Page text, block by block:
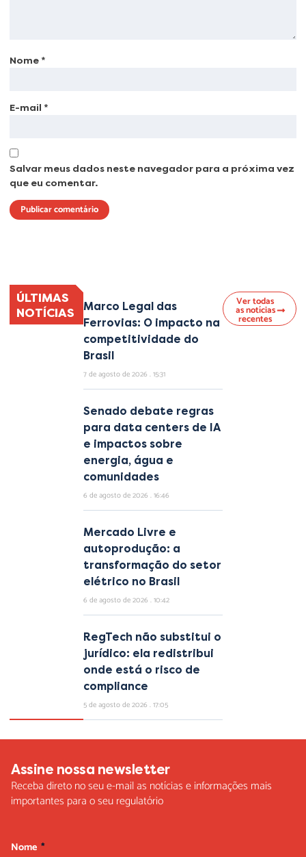
Nome *
E-mail *
Salvar meus dados neste navegador para a próxima vez
que eu comentar.
ÚLTIMAS
NOTÍCIAS
Marco Legal das
Ferrovias: O impacto na
competitividade do
Brasil
7 de agosto de 2026 15:31
Senado debate regras
para data centers de IA
e impactos sobre
energia, água e
comunidades
6 de agosto de 2026 16:46
Mercado Livre e
autoprodução: a
transformação do setor
elétrico no Brasil
6 de agosto de 2026 10:42
RegTech não substitui o
jurídico: ela redistribui
onde está o risco de
compliance
5 de agosto de 2026 17:05
Ver todas
as notícias
recentes
Assine nossa newsletter
Receba direto no seu e-mail as notícias e informações mais
importantes para o seu regulatório
Nome